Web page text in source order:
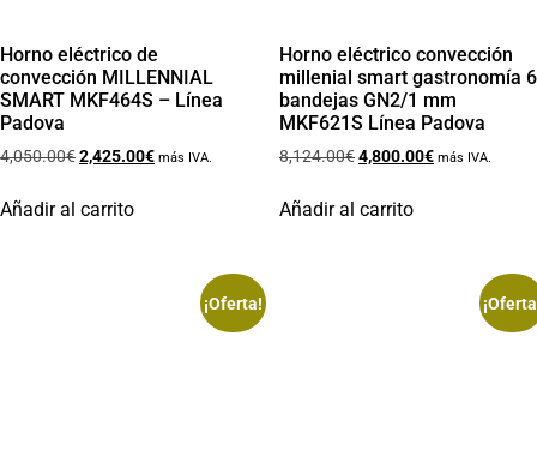
Horno eléctrico de
convección MILLENNIAL
SMART MKF464S – Línea
Padova
4,050.00€2,425.00€ más IVA.
Añadir al carrito
Horno eléctrico convección
millenial smart gastronomía 6
bandejas GN2/1 mm
MKF621S Línea Padova
8,124.00€4,800.00€ más IVA.
Añadir al carrito
¡Oferta!